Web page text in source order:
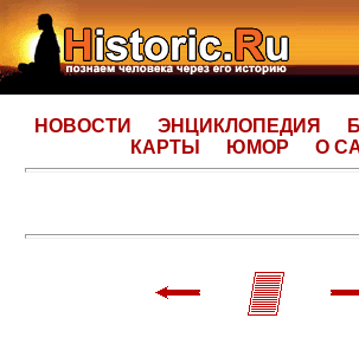
НОВОСТИ ЭНЦИКЛОПЕДИЯ
КАРТЫ
ЮМОР О